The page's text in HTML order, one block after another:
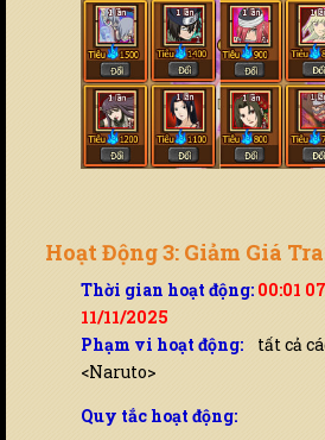
Hoạt Động 3: Giảm Giá
Thời gian hoạt động: 00:01
11/11/2025
Phạm vi hoạt động: tất cả
<Naruto>
Quy tắc hoạt động: